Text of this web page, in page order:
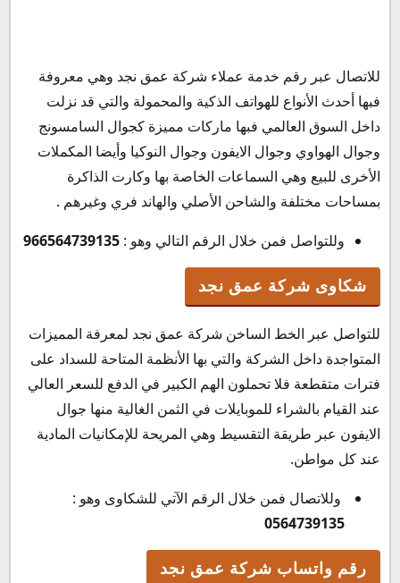
للاتصال عبر رقم خدمة عملاء شركة عمق نجد وهي معروفة
فبها أحدث الأنواع للهواتف الذكية والمحمولة والتي قد نزلت
داخل السوق العالمي فبها ماركات مميزة كجوال السامسونج
وجوال الهواوي وجوال الايفون وجوال النوكيا وأيضا المكملات
الأخرى للبيع وهي السماعات الخاصة بها وكارت الذاكرة
بمساحات مختلفة والشاحن الأصلي والهاند فري وغيرهم .
وللتواصل فمن خلال الرقم التالي وهو : 966564739135
شكاوى شركة عمق نجد
للتواصل عبر الخط الساخن شركة عمق نجد لمعرفة المميزات
المتواجدة داخل الشركة والتي بها الأنظمة المتاحة للسداد على
فترات متقطعة فلا تحملون الهم الكبير في الدفع للسعر العالي
عند القيام بالشراء للموبايلات في الثمن الغالية منها جوال
الايفون عبر طريقة التقسيط وهي المريحة للإمكانيات المادية
عند كل مواطن.
وللاتصال فمن خلال الرقم الآتي للشكاوى وهو :
0564739135
رقم واتساب شركة عمق نجد